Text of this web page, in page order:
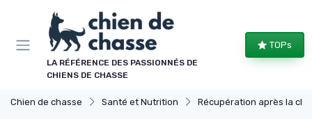
LA RÉFÉRENCE DES PASSIONNÉS DE
CHIENS DE CHASSE
TOPs
Chien de chasse Santé et Nutrition Récupération après la chasse
Panneau de gestion des cookies